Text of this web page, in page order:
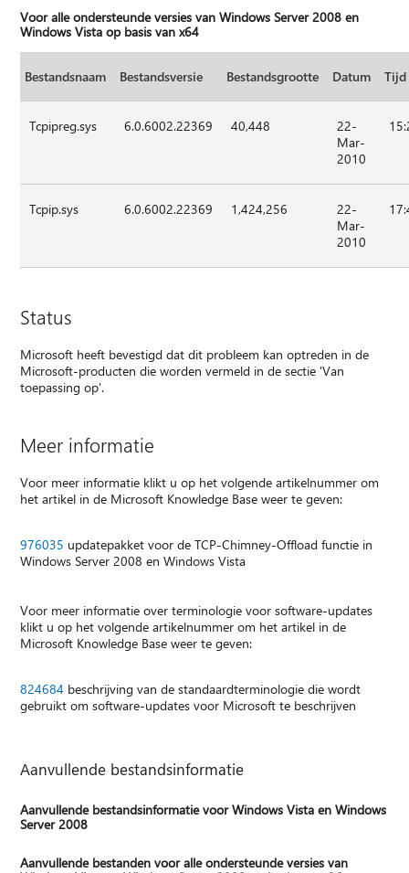
Voor alle ondersteunde versies van Windows Server 2008 en
Windows Vista op basis van x64
Bestandsnaam Bestandsversie Bestandsgrootte Datum Tijd
Tcpipreg.sys 6.0.6002.22369 40,448
22-
Mar-
2010
Tcpip.sys 6.0.6002.22369 1,424,256
22-
Mar-
2010
Status
Microsoft heeft bevestigd dat dit probleem kan optreden in de
Microsoft-producten die worden vermeld in de sectie 'Van
toepassing op'.
Meer informatie
Voor meer informatie klikt u op het volgende artikelnummer om
het artikel in de Microsoft Knowledge Base weer te geven:
976035 updatepakket voor de TCP-Chimney-Offload functie in
Windows Server 2008 en Windows Vista
Voor meer informatie over terminologie voor software-updates
klikt u op het volgende artikelnummer om het artikel in de
Microsoft Knowledge Base weer te geven:
824684 beschrijving van de standaardterminologie die wordt
gebruikt om software-updates voor Microsoft te beschrijven
Aanvullende bestandsinformatie
Aanvullende bestandsinformatie voor Windows Vista en Windows
Server 2008
Aanvullende bestanden voor alle ondersteunde versies van